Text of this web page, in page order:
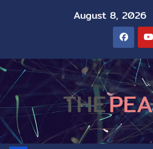
August 8, 2026